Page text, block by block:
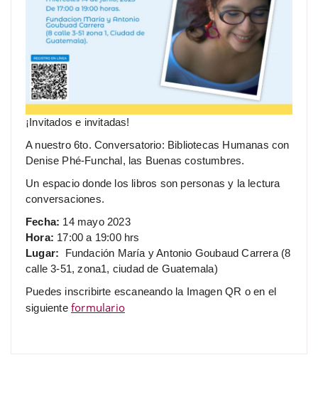
¡Invitados e invitadas!
A nuestro 6to. Conversatorio: Bibliotecas Humanas con
Denise Phé-Funchal, las Buenas costumbres.
Un espacio donde los libros son personas y la lectura
conversaciones.
Fecha: 14 mayo 2023
Hora: 17:00 a 19:00 hrs
Lugar: Fundación María y Antonio Goubaud Carrera (8
calle 3-51, zona1, ciudad de Guatemala)
Puedes inscribirte escaneando la Imagen QR o en el
siguiente formulario